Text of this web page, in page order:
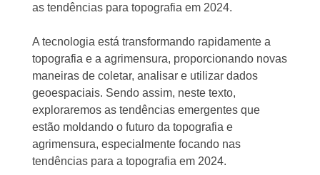
as tendências para topografia em 2024.
A tecnologia está transformando rapidamente a
topografia e a agrimensura, proporcionando novas
maneiras de coletar, analisar e utilizar dados
geoespaciais. Sendo assim, neste texto,
exploraremos as tendências emergentes que
estão moldando o futuro da topografia e
agrimensura, especialmente focando nas
tendências para a topografia em 2024.